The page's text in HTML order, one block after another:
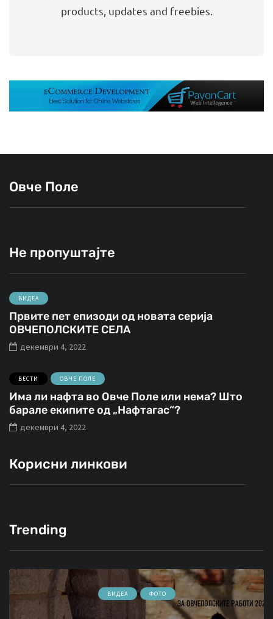
products, updates and freebies.
Овче Поле
Не пропуштајте
ВИДЕА
Првите пет епизоди од новата серија
ОВЧЕПОЛСКИТЕ СЕЛА
декември 4, 2022
ВЕСТИ ОВЧЕ ПОЛЕ
Има ли нафта во Овче Поле или нема? Што
барале екипите од „Нафтагас“?
декември 4, 2022
Корисни линкови
Trending
ВИДЕА ФОТО